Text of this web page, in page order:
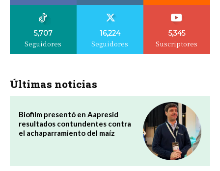
5,707
Seguidores
16,224
Seguidores
5,345
Suscriptores
Últimas noticias
Biofilm presentó en Aapresid
resultados contundentes contra
el achaparramiento del maíz